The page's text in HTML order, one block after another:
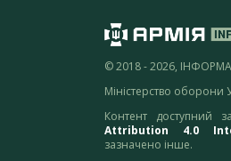
© 2018 - 2026,
Міністерство оборони
Контент доступний
Attribution 4.0
зазначено інше.